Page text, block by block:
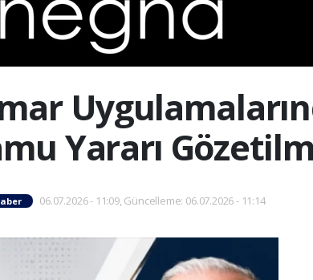
Yararı
06.07.2026 - 11:09, Güncelleme: 06.07.2026 - 11:14